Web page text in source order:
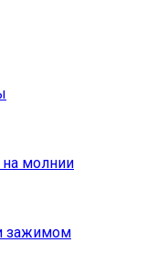
на молнии
зажимом